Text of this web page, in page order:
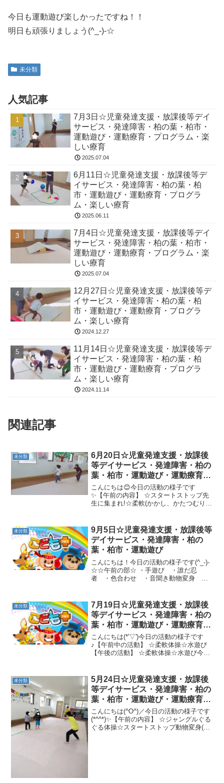
今日も運動遊び楽しかったですね！！
明日も頑張りましょう(^_-)-☆
未分類
人気記事
7月3日☆児童発達支援・放課後等デイ
サービス・発達障害・柏の葉・柏市・
運動遊び・運動療育・プログラム・楽
しい療育
2025.07.04
6月11日☆児童発達支援・放課後等デ
イサービス・発達障害・柏の葉・柏
市・運動遊び・運動療育・プログラ
ム・楽しい療育
2025.06.11
7月4日☆児童発達支援・放課後等デイ
サービス・発達障害・柏の葉・柏市・
運動遊び・運動療育・プログラム・楽
しい療育
2025.07.04
12月27日☆児童発達支援・放課後等デ
イサービス・発達障害・柏の葉・柏
市・運動遊び・運動療育・プログラ
ム・楽しい療育
2024.12.27
11月14日☆児童発達支援・放課後等デ
イサービス・発達障害・柏の葉・柏
市・運動遊び・運動療育・プログラ
ム・楽しい療育
2024.11.14
関連記事
未分類
6月20日☆児童発達支援・放課後
等デイサービス・発達障害・柏の
葉・柏市・運動遊び・運動療育・
プログラム・楽しい療育
こんにちは😊今日の活動の様子です
✨【午前の内容】 ☆スタートストップ先
生に集まれ!☆柔軟(かかし、かたつむり、
き、跳び箱ポイントジャンプ【午後の内
容】 ☆指定ジャン...
未分類
9月5日☆児童発達支援・放課後等
デイサービス・発達障害・柏の
葉・柏市・運動遊び
こんにちは！今日の活動の様子です(^_-)-
☆☆午前の部☆ ・手遊び ・誰だ忍
者 ・色合わせ ・音聞き動物変身 ・
き・とび箱回転ジャンプ☆午後の部☆ ・
音聞きボール集め～ど...
未分類
7月19日☆児童発達支援・放課後
等デイサービス・発達障害・柏の
葉・柏市・運動遊び・運動療育・
プログラム・楽しい療育
こんにちは(*'▽')今日の活動の様子です
♪【午前中の活動】 ☆柔軟体操☆水遊び
【午後の活動】 ☆柔軟体操☆水遊び今日
未分類
5月24日☆児童発達支援・放課後
等デイサービス・発達障害・柏の
葉・柏市・運動遊び・運動療育・
プログラム・楽しい療育
こんにちは(^O^)／今日の活動の様子です
(*^^*)✨【午前の内容】 ☆ジャングルぐる
ぐる体操☆スタートストップ動物変身(ね